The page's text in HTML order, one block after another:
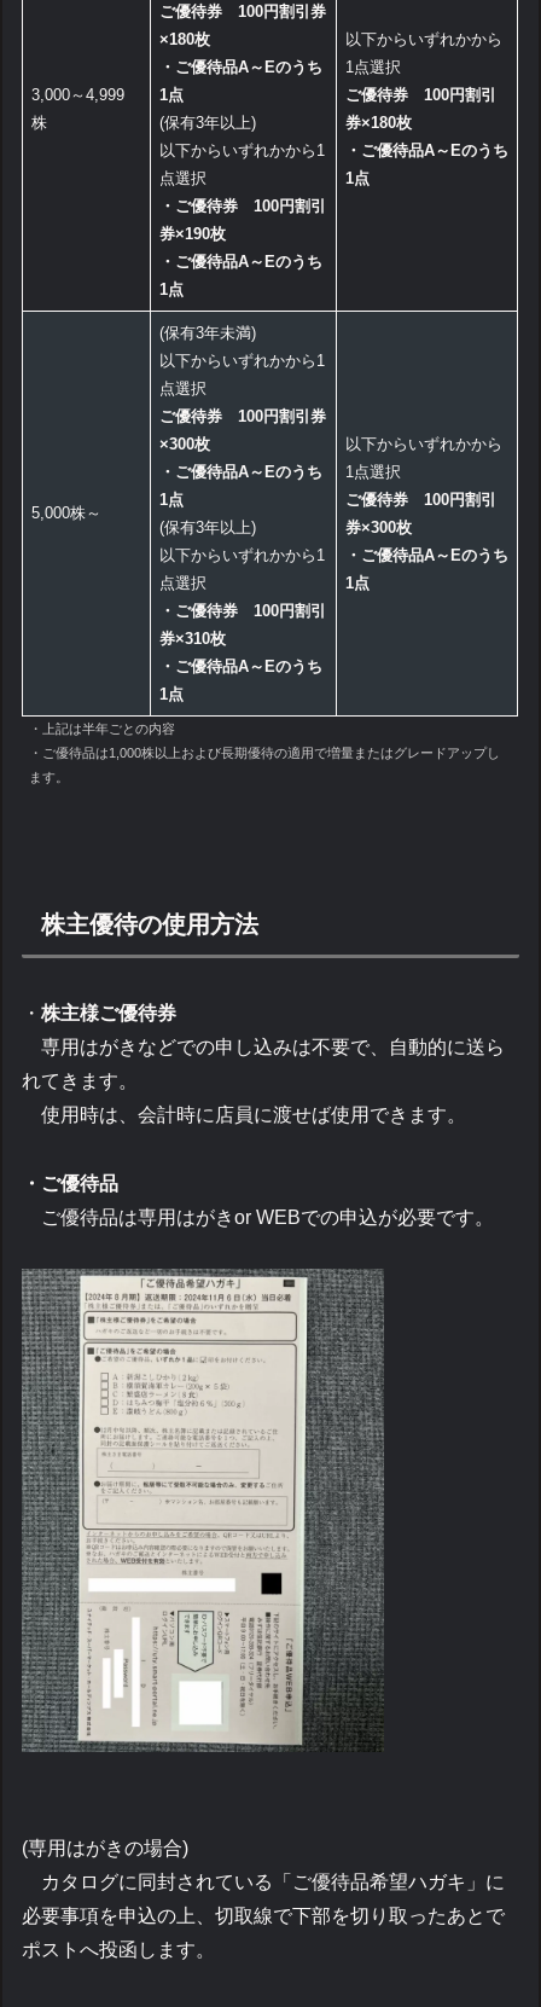
3,000～4,999
株
ご優待券 100円割引券
×180枚
・ご優待品A～Eのうち
1点
(保有3年以上)
以下からいずれかから1
点選択
・ご優待券 100円割引
券×190枚
・ご優待品A～Eのうち
1点
以下からいずれかから
1点選択
ご優待券 100円割引
券×180枚
・ご優待品A～Eのうち
1点
5,000株～
(保有3年未満)
以下からいずれかから1
点選択
ご優待券 100円割引券
×300枚
・ご優待品A～Eのうち
1点
(保有3年以上)
以下からいずれかから1
点選択
・ご優待券 100円割引
券×310枚
・ご優待品A～Eのうち
1点
以下からいずれかから
1点選択
ご優待券 100円割引
券×300枚
・ご優待品A～Eのうち
1点
・上記は半年ごとの内容
・ご優待品は1,000株以上および長期優待の適用で増量またはグレードアップし
ます。
株主優待の使用方法
・株主様ご優待券
専用はがきなどでの申し込みは不要で、自動的に送ら
れてきます。
使用時は、会計時に店員に渡せば使用できます。
・ご優待品
ご優待品は専用はがきor WEBでの申込が必要です。
(専用はがきの場合)
カタログに同封されている「ご優待品希望ハガキ」に
必要事項を申込の上、切取線で下部を切り取ったあとで
ポストへ投函します。